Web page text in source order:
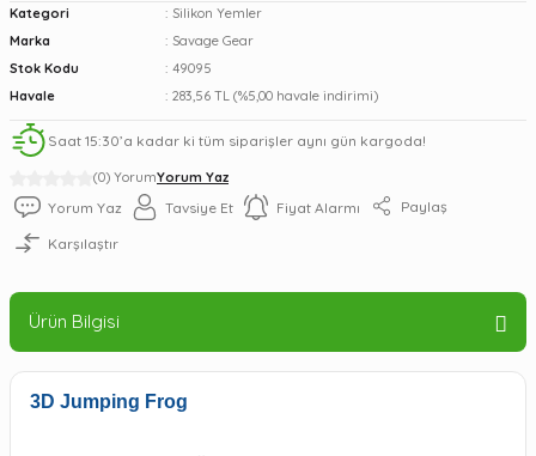
(0) YorumYorum Yaz
Kategori
Silikon Yemler
Marka
Savage Gear
Stok Kodu
49095
Havale
283,56 TL (%5,00 havale indirimi)
Saat 15:30’a kadar ki tüm siparişler aynı gün kargoda!
Yorum Yaz Tavsiye Et Fiyat Alarmı Paylaş
Karşılaştır
Ürün Bilgisi
3D Jumping Frog